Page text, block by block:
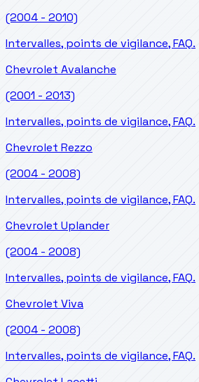
(2004 - 2010)
Intervalles, points de vigilance, FAQ.
Chevrolet Avalanche
(2001 - 2013)
Intervalles, points de vigilance, FAQ.
Chevrolet Rezzo
(2004 - 2008)
Intervalles, points de vigilance, FAQ.
Chevrolet Uplander
(2004 - 2008)
Intervalles, points de vigilance, FAQ.
Chevrolet Viva
(2004 - 2008)
Intervalles, points de vigilance, FAQ.